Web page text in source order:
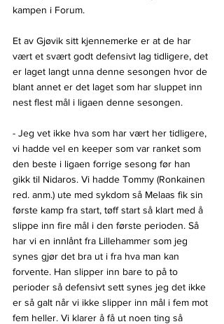
kampen i Forum.
Et av Gjøvik sitt kjennemerke er at de har
vært et svært godt defensivt lag tidligere, det
er laget langt unna denne sesongen hvor de
blant annet er det laget som har sluppet inn
nest flest mål i ligaen denne sesongen.
- Jeg vet ikke hva som har vært her tidligere,
vi hadde vel en keeper som var ranket som
den beste i ligaen forrige sesong før han
gikk til Nidaros. Vi hadde Tommy (Ronkainen
red. anm.) ute med sykdom så Melaas fik sin
første kamp fra start, tøff start så klart med å
slippe inn fire mål i den første perioden. Så
har vi en innlånt fra Lillehammer som jeg
synes gjør det bra ut i fra hva man kan
forvente. Han slipper inn bare to på to
perioder så defensivt sett synes jeg det ikke
er så galt når vi ikke slipper inn mål i fem mot
fem heller. Vi klarer å få ut noen ting så